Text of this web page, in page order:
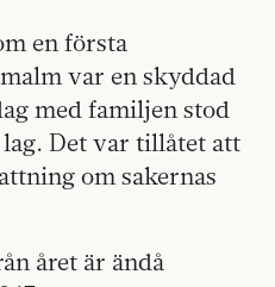
en första
var en skyddad
med familjen stod
Det var tillåtet att
om sakernas
året är ändå